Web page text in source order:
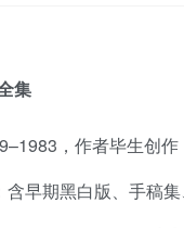
集
，作者毕生创
含早期黑白版、手稿